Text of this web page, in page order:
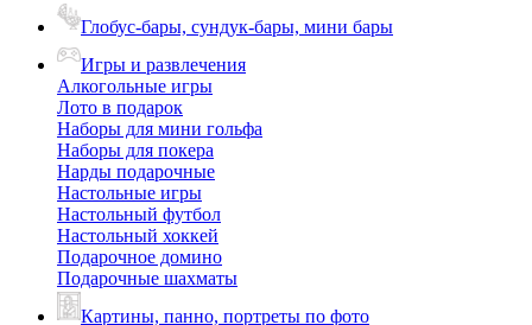
Глобус-бары, сундук-бары, мини бары
Игры и развлечения
Алкогольные игры
Лото в подарок
Наборы для мини гольфа
Наборы для покера
Нарды подарочные
Настольные игры
Настольный футбол
Настольный хоккей
Подарочное домино
Подарочные шахматы
Картины, панно, портреты по фото